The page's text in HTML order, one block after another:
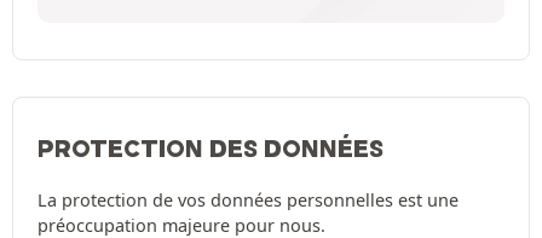
PROTECTION DES DONNÉES
La protection de vos données personnelles est une
préoccupation majeure pour nous.